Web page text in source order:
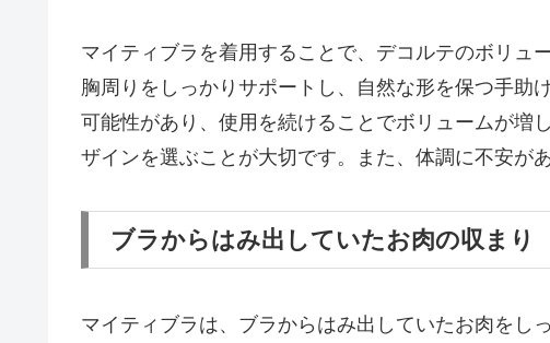
マイティブラを着用することで、デコルテのボリュ
胸周りをしっかりサポートし、自然な形を保つ手助
可能性があり、使用を続けることでボリュームが増
ザインを選ぶことが大切です。また、体調に不安が
ブラからはみ出していたお肉の収まり
マイティブラは、ブラからはみ出していたお肉をし